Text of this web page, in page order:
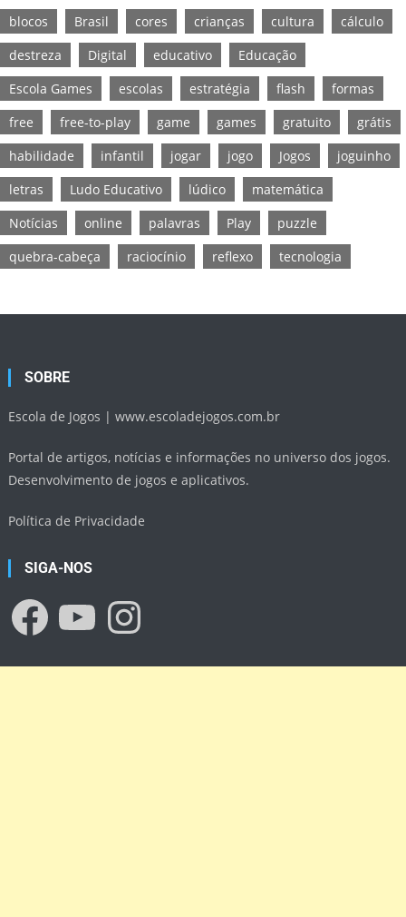
blocos
Brasil cores crianças cultura
cálculo
destreza
Digital educativo
Educação
Escola Games
escolas estratégia flash
formas
free
free-to-play game games gratuito
grátis
habilidade
infantil jogar jogo Jogos
joguinho
letras
Ludo Educativo lúdico
matemática
Notícias
online palavras Play
puzzle
quebra-cabeça
raciocínio reflexo tecnologia
SOBRE
Escola de Jogos |www.escoladejogos.com.br
Portal de artigos, notícias e informações no universo dos jogos.
Desenvolvimento de jogos e aplicativos.
Política de Privacidade
SIGA-NOS